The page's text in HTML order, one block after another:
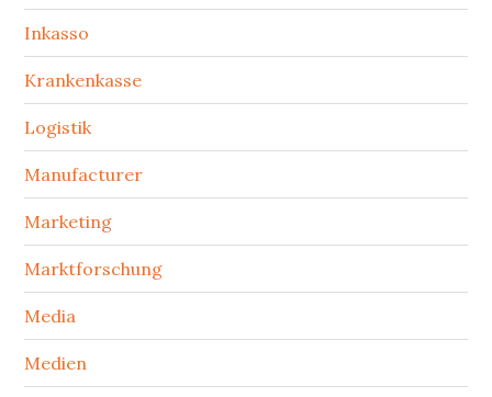
Inkasso
Krankenkasse
Logistik
Manufacturer
Marketing
Marktforschung
Media
Medien